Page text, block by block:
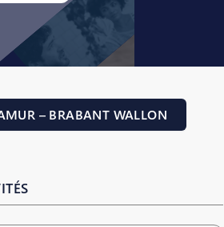
– BRABANT WALLON